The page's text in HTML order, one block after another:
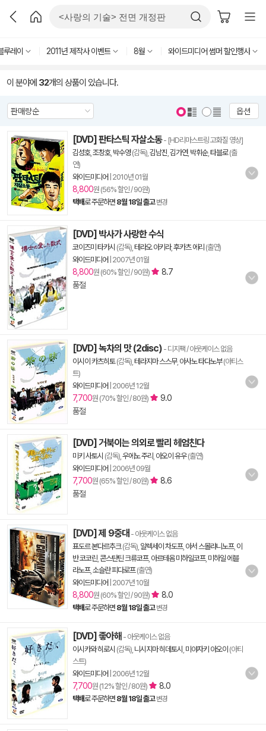
루레이 2011년 제작사 이벤트 8월 와이드미디어 썸머 할인행사
이 분야에 32개의 상품이 있습니다.
옵션
[DVD] 판타스틱 자살소동- [HD리마스트링 고화질 영상]
김성호, 조창호, 박수영(감독), 김남진 김가연, 박휘순, 타블로(출
연)
와이드미디어 2010년 01월
8,800원 (56% 할인 / 90원)
택배로 주문하면 8월 18일 출고 변경
[DVD] 박사가 사랑한 수식
코이즈미 타카시 (감독), 테라오 아키라,후카츠 에리 (출연)
와이드미디어 2007년 01월
8,800원 (60% 할인 / 90원)
8.7
품절
[DVD] 녹차의 맛 (2disc) - 디지팩 / 아웃케이스 없음
이시이 카츠히토(감독), 테라지마 스스무, 아사노 타다노부(아티스
트)
와이드미디어 2006년 12월
7,700원 (70% 할인 / 80원)
9.0
품절
[DVD] 거북이는 의외로 빨리 헤엄친다
미키 사토시 (감독), 우에노 주리 아오이 유우(출연)
와이드미디어 2006년 09월
7,700원 (65% 할인 / 80원)
8.6
품절
[DVD] 제 9중대 - 아웃케이스 없음
표도르 본다르추크(감독), 알렉세이 차도프, 아서 스몰랴니노프, 이
반 코코린 콘스탄틴 크류코프, 아르테옴 미하일코프, 미하일 에블
라노프, 소슬란 피다로프(출연)
와이드미디어 2007년 10월
8,800원 (60% 할인 / 90원) 8.0
택배로 주문하면 8월 18일 출고 변경
[DVD] 좋아해 - 아웃케이스 없음
이시카와 히로시 (감독), 니시지마 히데토시 미야자키 아오이 (아티
스트)
와이드미디어 2006년 12월
7,700원 (12% 할인 / 80원) 8.0
택배로 주문하면 8월 18일 출고 변경